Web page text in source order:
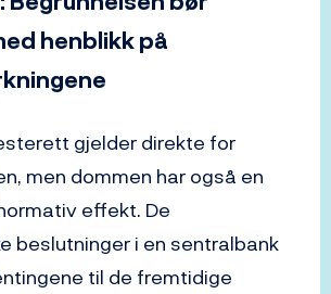
henblikk på
gjelder direkte for
men dommen har også en
effekt. De
beslutninger i en sentralbank
til de fremtidige